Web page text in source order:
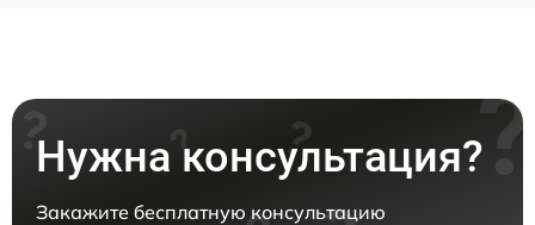
Нужна консультация?
Закажите бесплатную консультацию